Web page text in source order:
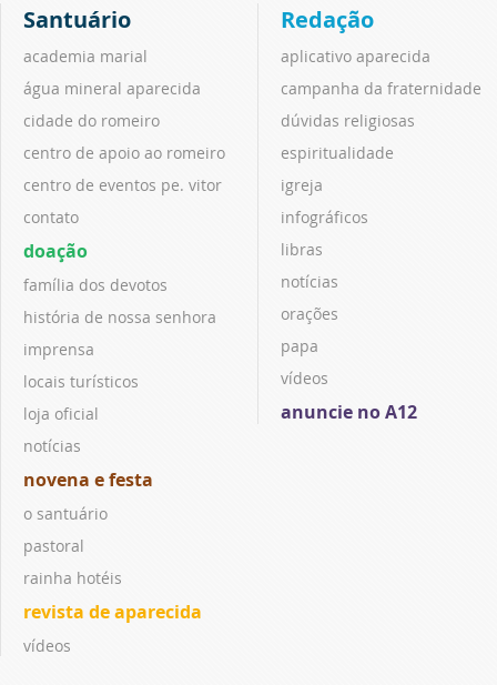
Santuário
academia marial
água mineral aparecida
cidade do romeiro
centro de apoio ao romeiro
centro de eventos pe. vitor
contato
doação
família dos devotos
história de nossa senhora
imprensa
locais turísticos
loja oficial
notícias
novena e festa
o santuário
pastoral
rainha hotéis
revista de aparecida
vídeos
Redação
aplicativo aparecida
campanha da fraternidade
dúvidas religiosas
espiritualidade
igreja
infográficos
libras
notícias
orações
papa
vídeos
anuncie no A12